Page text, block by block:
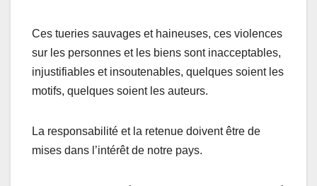
Ces tueries sauvages et haineuses, ces violences
sur les personnes et les biens sont inacceptables,
injustifiables et insoutenables, quelques soient les
motifs, quelques soient les auteurs.
La responsabilité et la retenue doivent être de
mises dans l’intérêt de notre pays.